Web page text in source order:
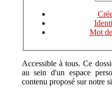
Mot
Accessible à tous. Ce
au sein d'un espace
contenu proposé sur notre